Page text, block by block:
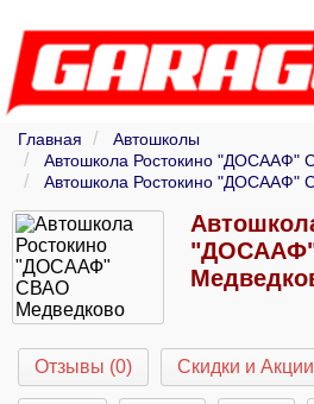
Главная
Автошколы
Автошкола Ростокино "ДОСААФ"
Автошкола Ростокино "ДОСААФ"
Отзывы (0) Скидки и Акции